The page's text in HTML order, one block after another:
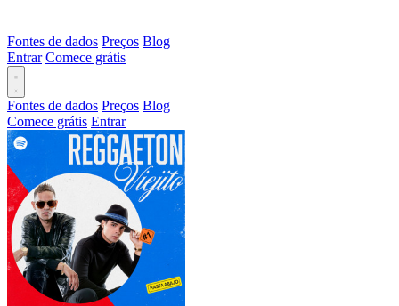
Fontes de dados Preços Blog
Entrar Comece grátis
Fontes de dados Preços Blog
Comece grátis Entrar